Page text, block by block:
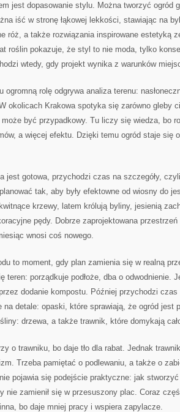
jest dopasowanie stylu. Można tworzyć ogród
iść w stronę łąkowej lekkości, stawiając na
róż, a także rozwiązania inspirowane estetyką
roślin pokazuje, że styl to nie moda, tylko
wtedy, gdy projekt wynika z warunków
ogromną rolę odgrywa analiza terenu:
okolicach Krakowa spotyka się zarówno gleby
być przypadkowy. Tu liczy się wiedza, bo
a więcej efektu. Dzięki temu ogród staje się
jest gotowa, przychodzi czas na szczegóły,
tak, aby były efektowne od wiosny do
krzewy, latem królują byliny, jesienią
pędy. Dobrze zaprojektowana
wnosi coś nowego.
to moment, gdy plan zamienia się w realną
teren: porządkuje podłoże, dba o odwodnienie.
dodanie kompostu. Później przychodzi
na detale: opaski, które sprawiają, że ogród jest
drzewa, a także trawnik, które domykają
o trawniku, bo daje tło dla rabat. Jednak
Trzeba pamiętać o podlewaniu, a także o
pojawia się podejście praktyczne: jak
nie zamienił się w przesuszony plac. Coraz
bo daje mniej pracy i wspiera zapylacze.